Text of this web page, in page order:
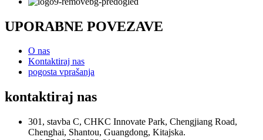
UPORABNE POVEZAVE
O nas
Kontaktiraj nas
pogosta vprašanja
kontaktiraj nas
301, stavba C, CHKC Innovate Park, Chengjiang Road,
Chenghai, Shantou, Guangdong, Kitajska.